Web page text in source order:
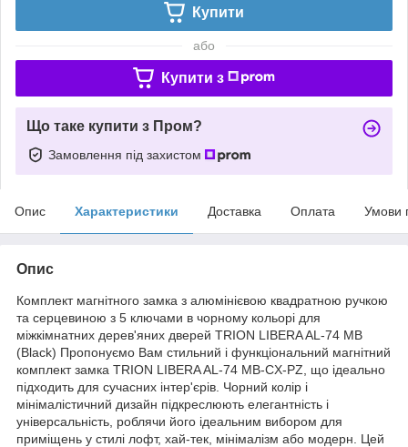
Купити
або
Купити з
Що таке купити з Пром?
Замовлення під захистом
Опис Характеристики Доставка Оплата Умови
Опис
Комплект магнітного замка з алюмінієвою квадратною ручкою
та серцевиною з 5 ключами в чорному кольорі для
міжкімнатних дерев'яних дверей TRION LIBERA AL-74 MB
(Black) Пропонуємо Вам стильний і функціональний магнітний
комплект замка TRION LIBERA AL-74 MB-CX-PZ, що ідеально
підходить для сучасних інтер'єрів. Чорний колір і
мінімалістичний дизайн підкреслюють елегантність і
універсальність, роблячи його ідеальним вибором для
приміщень у стилі лофт, хай-тек, мінімалізм або модерн. Цей